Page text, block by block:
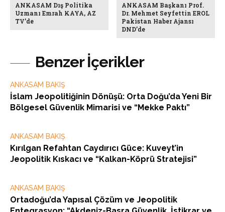
Benzer İçerikler
ANKASAM BAKIŞ
İslam Jeopolitiğinin Dönüşü: Orta Doğu’da Yeni Bir
Bölgesel Güvenlik Mimarisi ve “Mekke Paktı”
ANKASAM BAKIŞ
Kırılgan Refahtan Caydırıcı Güce: Kuveyt’in
Jeopolitik Kıskacı ve “Kalkan-Köprü Stratejisi”
ANKASAM BAKIŞ
Ortadoğu’da Yapısal Çözüm ve Jeopolitik
ANKASAM Dış Politika
Uzmanı Emrah KAYA, AZ
TV’de
ANKASAM Başkanı Prof.
Dr. Mehmet Seyfettin EROL
Pakistan Haber Ajansı
DND’de